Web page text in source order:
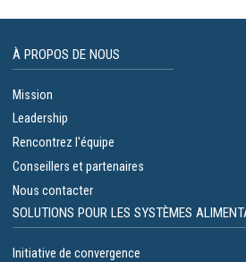
À PROPOS DE NOUS
Mission
Leadership
Rencontrez l'équipe
Conseillers et partenaires
Nous contacter
SOLUTIONS POUR LES SYSTÈMES
Initiative de convergence